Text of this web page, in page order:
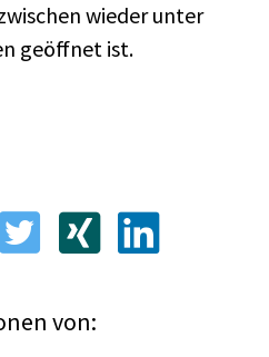
wieder unter
geöffnet ist.
von: